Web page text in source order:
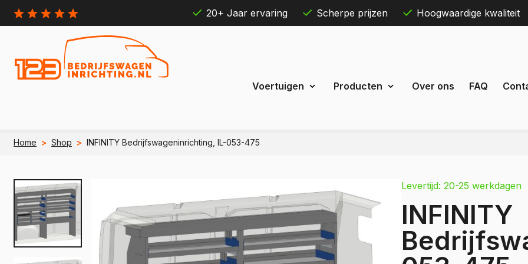
20+ Jaar ervaring Scherpe prijzen Hoogwaardige kwaliteit
Skip
Voertuigen Producten Over ons FAQ
Home > Shop > INFINITY Bedrijfswageninrichting, IL-053-475
e Berlingo
Jumpy
e Jumpy
Jumper
Transit Custom
e Transit Custom
Transit Bestel
e Transit Bestel
eDeliver 7
eDeliver 9
Mercedes
Citan
Levertijd: 20-25 werkdagen
INFINITY